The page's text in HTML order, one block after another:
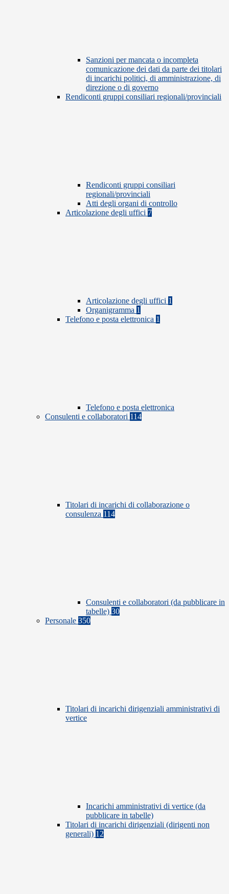
Sanzioni per mancata o incompleta
comunicazione dei dati da parte dei titolari
di incarichi politici, di amministrazione, di
direzione o di governo
Rendiconti gruppi consiliari regionali/provinciali
Rendiconti gruppi consiliari
regionali/provinciali
Atti degli organi di controllo
Articolazione degli uffici 7
Articolazione degli uffici 1
Organigramma 1
Telefono e posta elettronica 1
Telefono e posta elettronica
Consulenti e collaboratori 114
Titolari di incarichi di collaborazione o
consulenza 114
Consulenti e collaboratori (da pubblicare in
tabelle) 30
Personale 350
Titolari di incarichi dirigenziali amministrativi di
vertice
Incarichi amministrativi di vertice (da
pubblicare in tabelle)
Titolari di incarichi dirigenziali (dirigenti non
generali) 12